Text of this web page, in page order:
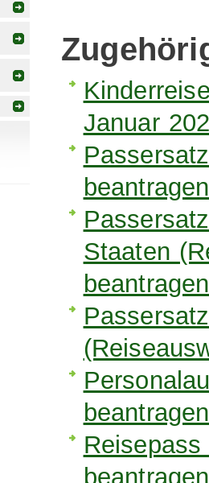
Januar
beantragen
Staaten
beantragen
beantragen
beantragen